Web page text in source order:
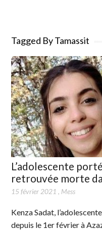
Tagged By Tamassit
L’adolescente
retrouvée morte
15 février 2021 , Mess
Kenza Sadat,
depuis le 1er février à